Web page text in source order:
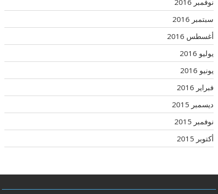
سبتمبر 2016
أغسطس 2016
يوليو 2016
يونيو 2016
فبراير 2016
ديسمبر 2015
نوفمبر 2015
أكتوبر 2015